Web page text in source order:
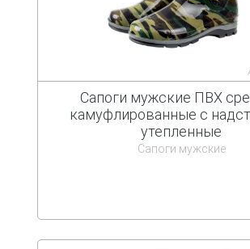
Сапоги мужские ПВХ
камуфлированные с
утепленные
Сапоги мужские